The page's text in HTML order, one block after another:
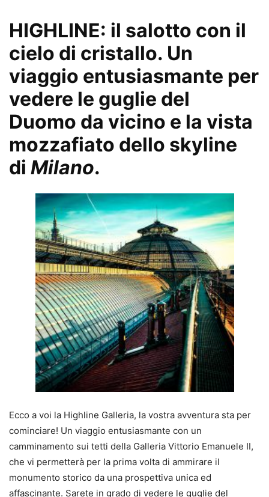
HIGHLINE: il salotto con il
cielo di cristallo. Un
viaggio entusiasmante per
vedere le guglie del
Duomo da vicino e la vista
mozzafiato dello skyline
di Milano.
Ecco a voi la Highline Galleria, la vostra avventura sta per
cominciare! Un viaggio entusiasmante con un
camminamento sui tetti della Galleria Vittorio Emanuele II,
che vi permetterà per la prima volta di ammirare il
monumento storico da una prospettiva unica ed
affascinante. Sarete in grado di vedere le guglie del